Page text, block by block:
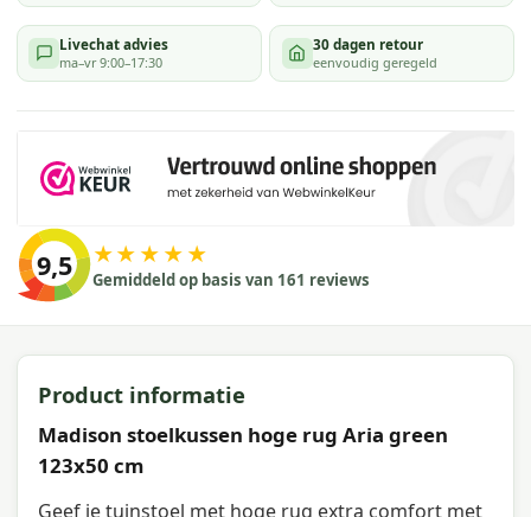
Livechat advies
ma–vr 9:00–17:30
30 dagen retour
eenvoudig geregeld
9,5 ★★★★★
Gemiddeld op basis van 161 reviews
Product informatie
Madison stoelkussen hoge rug Aria green
123x50 cm
Geef je tuinstoel met hoge rug extra comfort met